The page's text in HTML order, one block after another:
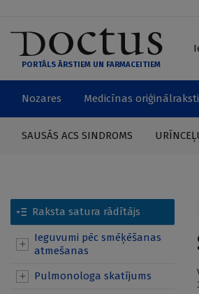
PORTĀLS ĀRSTIEM UN FARMACEITIEM
Nozares Medicīnas oriģinālraksti
SAUSĀS ACS SINDROMS
Raksta satura rādītājs
Ieguvumi pēc smēķēšanas
atmešanas
Pulmonologa skatījums